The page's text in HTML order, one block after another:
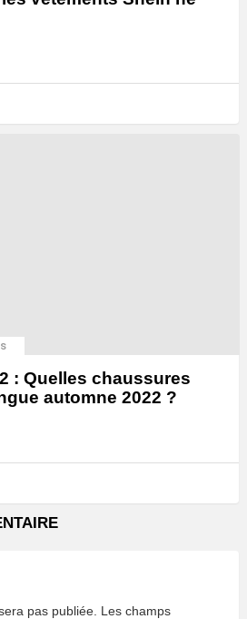
: Quelles chaussures
automne 2022 ?
pas publiée. Les champs